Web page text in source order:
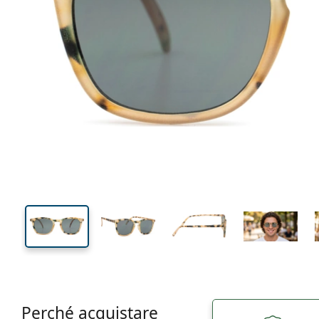
Larghezza montatura
41 mm
Altezza lente Diametro lente (Calibro)
Diametro
lente
Perché acquistare